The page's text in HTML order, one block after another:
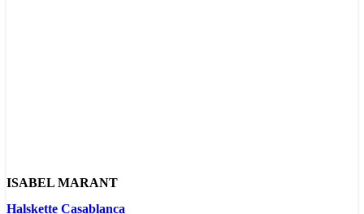
ISABEL MARANT
Halskette Casablanca